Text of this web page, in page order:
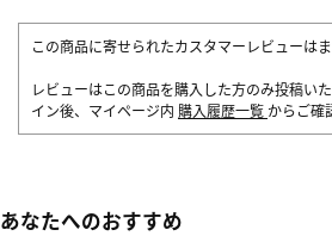
この商品に寄せられたカスタマーレビューはま
レビューはこの商品を購入した方のみ投稿い
イン後、マイページ内 購入履歴一覧 からご確
あなたへのおすすめ